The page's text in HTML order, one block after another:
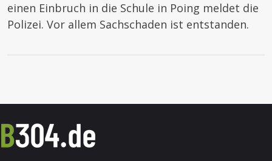
einen Einbruch in die Schule in Poing meldet die
Polizei. Vor allem Sachschaden ist entstanden.